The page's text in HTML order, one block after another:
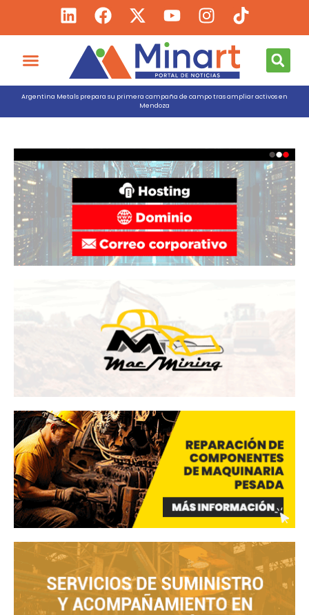
Argentina Metals prepara su primera campaña de campo tras ampliar activos en
Mendoza